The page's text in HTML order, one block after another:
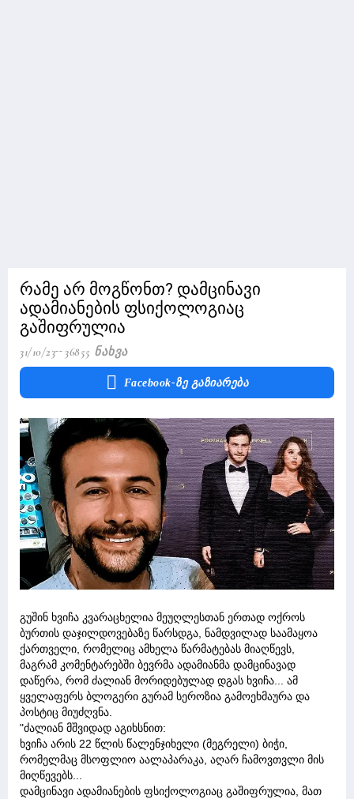
რამე არ მოგწონთ? დამცინავი
ადამიანების ფსიქოლოგიაც
გაშიფრულია
31/10/23 36855 Ნახვა
Facebook-Ზე Გაზიარება
გუშინ ხვიჩა კვარაცხელია მეუღლესთან ერთად ოქროს
ბურთის დაჯილდოვებაზე წარსდგა, ნამდვილად საამაყოა
ქართველი, რომელიც ამხელა წარმატებას მიაღწევს,
მაგრამ კომენტარებში ბევრმა ადამიანმა დამცინავად
დაწერა, რომ ძალიან მორიდებულად დგას ხვიჩა... ამ
ყველაფერს ბლოგერი გურამ სეროზია გამოეხმაურა და
პოსტიც მიუძღვნა.
"ძალიან მშვიდად აგიხსნით:
ხვიჩა არის 22 წლის წალენჯიხელი (მეგრელი) ბიჭი,
რომელმაც მსოფლიო აალაპარაკა, აღარ ჩამოვთვლი მის
მიღწევებს...
დამცინავი ადამიანების ფსიქოლოგიაც გაშიფრულია, მათ